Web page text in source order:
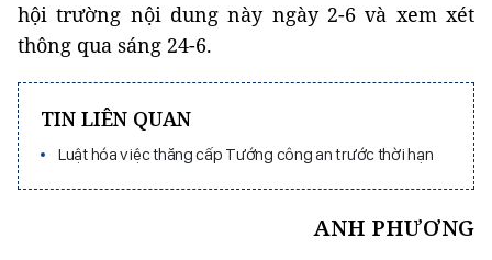
hội trường nội dung này ngày 2-6 và xem xét
thông qua sáng 24-6.
TIN LIÊN QUAN
Luật hóa việc thăng cấp Tướng công an trước thời hạn
ANH PHƯƠNG